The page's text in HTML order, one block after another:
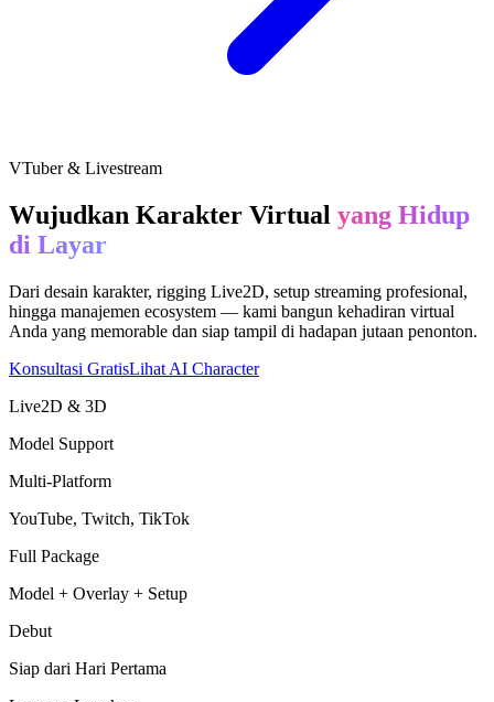
VTuber & Livestream
Wujudkan Karakter Virtual yang Hidup
di Layar
Dari desain karakter, rigging Live2D, setup streaming profesional,
hingga manajemen ecosystem — kami bangun kehadiran virtual
Anda yang memorable dan siap tampil di hadapan jutaan penonton.
Konsultasi GratisLihat AI Character
Live2D & 3D
Model Support
Multi-Platform
YouTube, Twitch, TikTok
Full Package
Model + Overlay + Setup
Debut
Siap dari Hari Pertama